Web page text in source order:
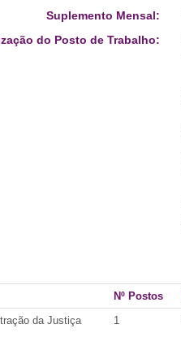
Suplemento Mensal:
do Posto de Trabalho:
Nº Postos
da Justiça
1